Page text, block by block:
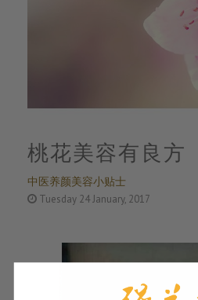
中医养颜美容小贴士
桃花美容有良方
Tuesday 24 January, 2017